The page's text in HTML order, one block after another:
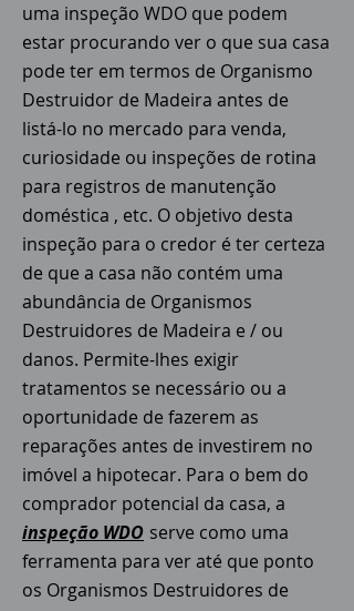
uma inspeção WDO que podem
estar procurando ver o que sua casa
pode ter em termos de Organismo
Destruidor de Madeira antes de
listá-lo no mercado para venda,
curiosidade ou inspeções de rotina
para registros de manutenção
doméstica , etc. O objetivo desta
inspeção para o credor é ter certeza
de que a casa não contém uma
abundância de Organismos
Destruidores de Madeira e / ou
danos. Permite-lhes exigir
tratamentos se necessário ou a
oportunidade de fazerem as
reparações antes de investirem no
imóvel a hipotecar. Para o bem do
comprador potencial da casa, a
inspeção WDO serve como uma
ferramenta para ver até que ponto
os Organismos Destruidores de